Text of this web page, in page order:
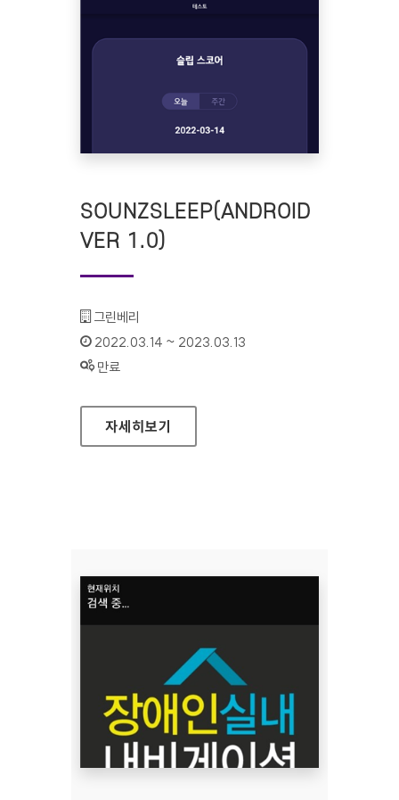
SOUNZSLEEP(ANDROID
VER 1.0)
기관명 :
그린베리
인증기간 :
2022.03.14 ~ 2023.03.13
상태 :
만료
SOUNZSLEEP(ANDROID VER 1.0)
자세히보기